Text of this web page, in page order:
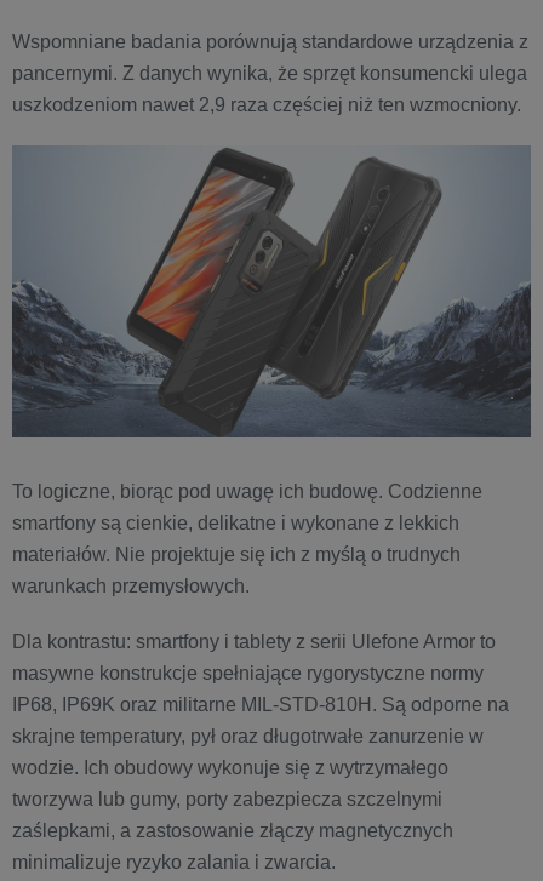
Wspomniane badania porównują standardowe urządzenia z
pancernymi. Z danych wynika, że sprzęt konsumencki ulega
uszkodzeniom nawet 2,9 raza częściej niż ten wzmocniony.
To logiczne, biorąc pod uwagę ich budowę. Codzienne
smartfony są cienkie, delikatne i wykonane z lekkich
materiałów. Nie projektuje się ich z myślą o trudnych
warunkach przemysłowych.
Dla kontrastu: smartfony i tablety z serii Ulefone Armor to
masywne konstrukcje spełniające rygorystyczne normy
IP68, IP69K oraz militarne MIL-STD-810H. Są odporne na
skrajne temperatury, pył oraz długotrwałe zanurzenie w
wodzie. Ich obudowy wykonuje się z wytrzymałego
tworzywa lub gumy, porty zabezpiecza szczelnymi
zaślepkami, a zastosowanie złączy magnetycznych
minimalizuje ryzyko zalania i zwarcia.